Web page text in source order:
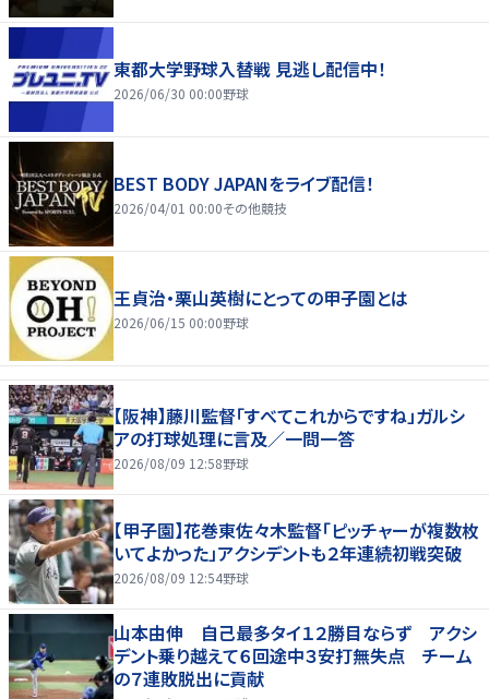
東都大学野球入替戦 見逃し配信中！
2026/06/30 00:00野球
BEST BODY JAPANをライブ配信！
2026/04/01 00:00その他競技
王貞治・栗山英樹にとっての甲子園とは
2026/06/15 00:00野球
【阪神】藤川監督「すべてこれからですね」ガルシ
アの打球処理に言及／一問一答
2026/08/09 12:58野球
【甲子園】花巻東佐々木監督「ピッチャーが複数枚
いてよかった」アクシデントも２年連続初戦突破
2026/08/09 12:54野球
山本由伸 自己最多タイ１２勝目ならず アクシ
デント乗り越えて６回途中３安打無失点 チーム
の７連敗脱出に貢献